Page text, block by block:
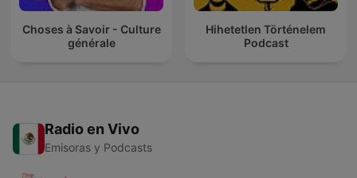
Choses à Savoir - Culture
générale
Hihetetlen Történelem
Podcast
Radio en Vivo
Emisoras y Podcasts